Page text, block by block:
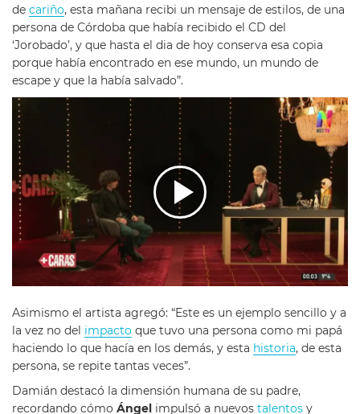
de cariño, esta mañana recibi un mensaje de estilos, de una
persona de Córdoba que había recibido el CD del
‘Jorobado’, y que hasta el dia de hoy conserva esa copia
porque había encontrado en ese mundo, un mundo de
escape y que la había salvado”.
Asimismo el artista agregó: “Este es un ejemplo sencillo y a
la vez no del impacto que tuvo una persona como mi papá
haciendo lo que hacía en los demás, y esta historia, de esta
persona, se repite tantas veces”.
Damián destacó la dimensión humana de su padre,
recordando cómo Ángel impulsó a nuevos talentos y